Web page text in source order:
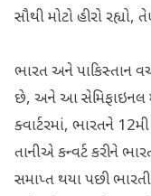
સૌથી મોટો હીરો
ભારત અને પાકિસ્તાન
છે, અને આ સેમિફાઇનલ
ક્વાર્ટરમાં, ભારતને
તાનીએ કન્વર્ટ કરીને
સમાપ્ત થયા પછી